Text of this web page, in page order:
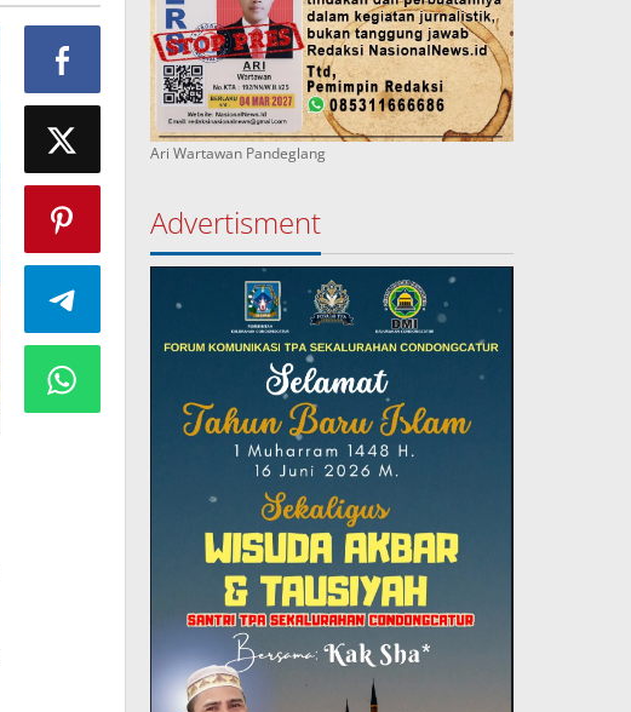
Ari Wartawan Pandeglang
Advertisment